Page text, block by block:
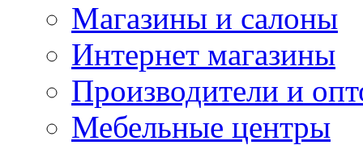
Магазины и салоны
Интернет магазины
Производители и
Мебельные центры